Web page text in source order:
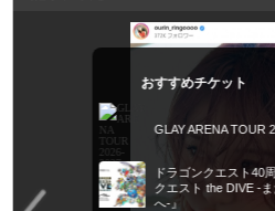
おすすめチケット
GLAY ARENA TOUR
ドラゴンクエスト40
クエスト the DIVE -
へ-』